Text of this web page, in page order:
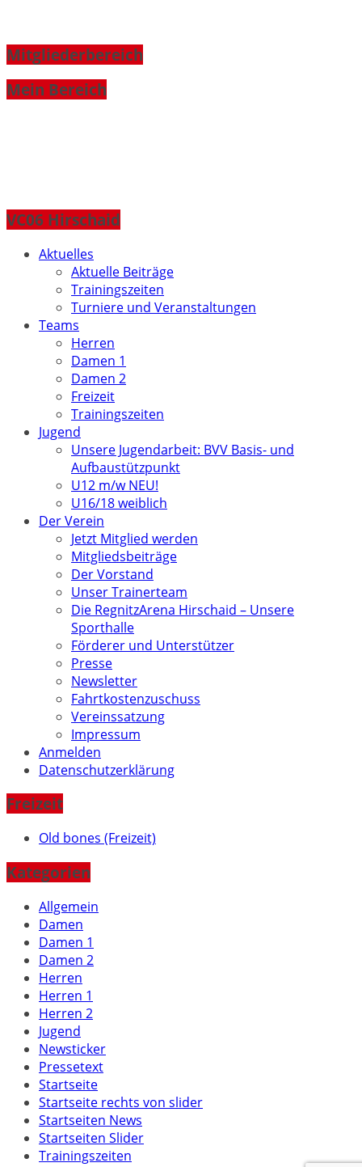
Mitgliederbereich
Mein Bereich
VC06 Hirschaid
Aktuelles
Aktuelle Beiträge
Trainingszeiten
Turniere und Veranstaltungen
Teams
Herren
Damen 1
Damen 2
Freizeit
Trainingszeiten
Jugend
Unsere Jugendarbeit: BVV Basis- und
Aufbaustützpunkt
U12 m/w NEU!
U16/18 weiblich
Der Verein
Jetzt Mitglied werden
Mitgliedsbeiträge
Der Vorstand
Unser Trainerteam
Die RegnitzArena Hirschaid – Unsere
Sporthalle
Förderer und Unterstützer
Presse
Newsletter
Fahrtkostenzuschuss
Vereinssatzung
Impressum
Anmelden
Datenschutzerklärung
Freizeit
Old bones (Freizeit)
Kategorien
Allgemein
Damen
Damen 1
Damen 2
Herren
Herren 1
Herren 2
Jugend
Newsticker
Pressetext
Startseite
Startseite rechts von slider
Startseiten News
Startseiten Slider
Trainingszeiten